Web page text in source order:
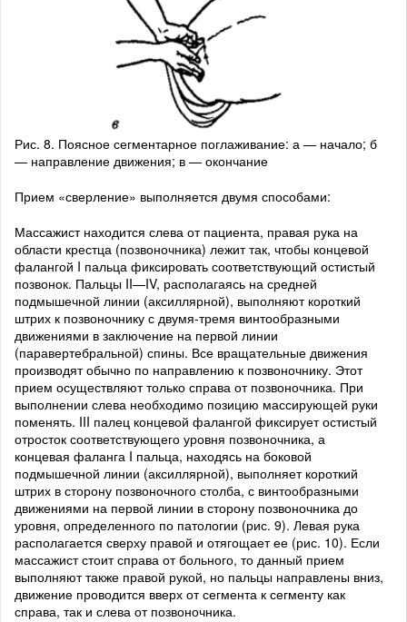
Рис. 8. Поясное сегментарное поглаживание: а — начало; б
— направление движения; в — окончание
Прием «сверление» выполняется двумя способами:
Массажист находится слева от пациента, правая рука на
области крестца (позвоночника) лежит так, чтобы концевой
фалангой I пальца фиксировать соответствующий остистый
позвонок. Пальцы II—IV, располагаясь на средней
подмышечной линии (аксиллярной), выполняют короткий
штрих к позвоночнику с двумя-тремя винтообразными
движениями в заключение на первой линии
(паравертебральной) спины. Все вращательные движения
производят обычно по направлению к позвоночнику. Этот
прием осуществляют только справа от позвоночника. При
выполнении слева необходимо позицию массирующей руки
поменять. III палец концевой фалангой фиксирует остистый
отросток соответствующего уровня позвоночника, а
концевая фаланга I пальца, находясь на боковой
подмышечной линии (аксиллярной), выполняет короткий
штрих в сторону позвоночного столба, с винтообразными
движениями на первой линии в сторону позвоночника до
уровня, определенного по патологии (рис. 9). Левая рука
располагается сверху правой и отягощает ее (рис. 10). Если
массажист стоит справа от больного, то данный прием
выполняют также правой рукой, но пальцы направлены вниз,
движение проводится вверх от сегмента к сегменту как
справа, так и слева от позвоночника.